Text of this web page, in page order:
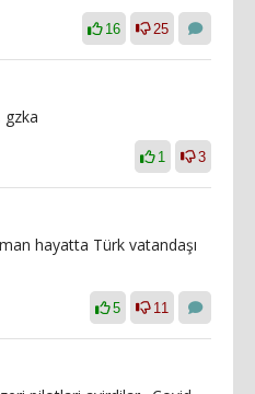
16 25
gzka
1 3
hayatta Türk vatandaşı
5 11